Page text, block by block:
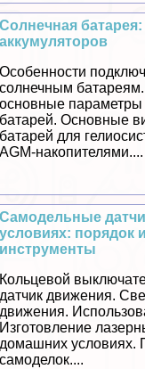
Солнечная
аккумуляторов
Особенности
солнечным батареям.
основные
батарей. Основные
батарей для
AGM-накопителями....
Самодельные
условиях: порядок
инструменты
Кольцевой
датчик движения.
движения.
Изготовление
домашних условиях.
самоделок....